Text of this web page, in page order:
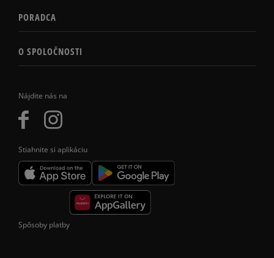
Nájdite nás na
Stiahnite si aplikáciu
PORADCA
O SPOLOČNOSTI
Spôsoby platby